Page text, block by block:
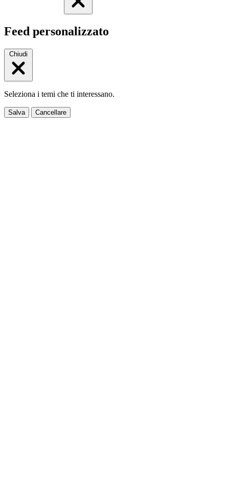
Feed personalizzato
Chiudi
Seleziona i temi che ti interessano.
Salva Cancellare